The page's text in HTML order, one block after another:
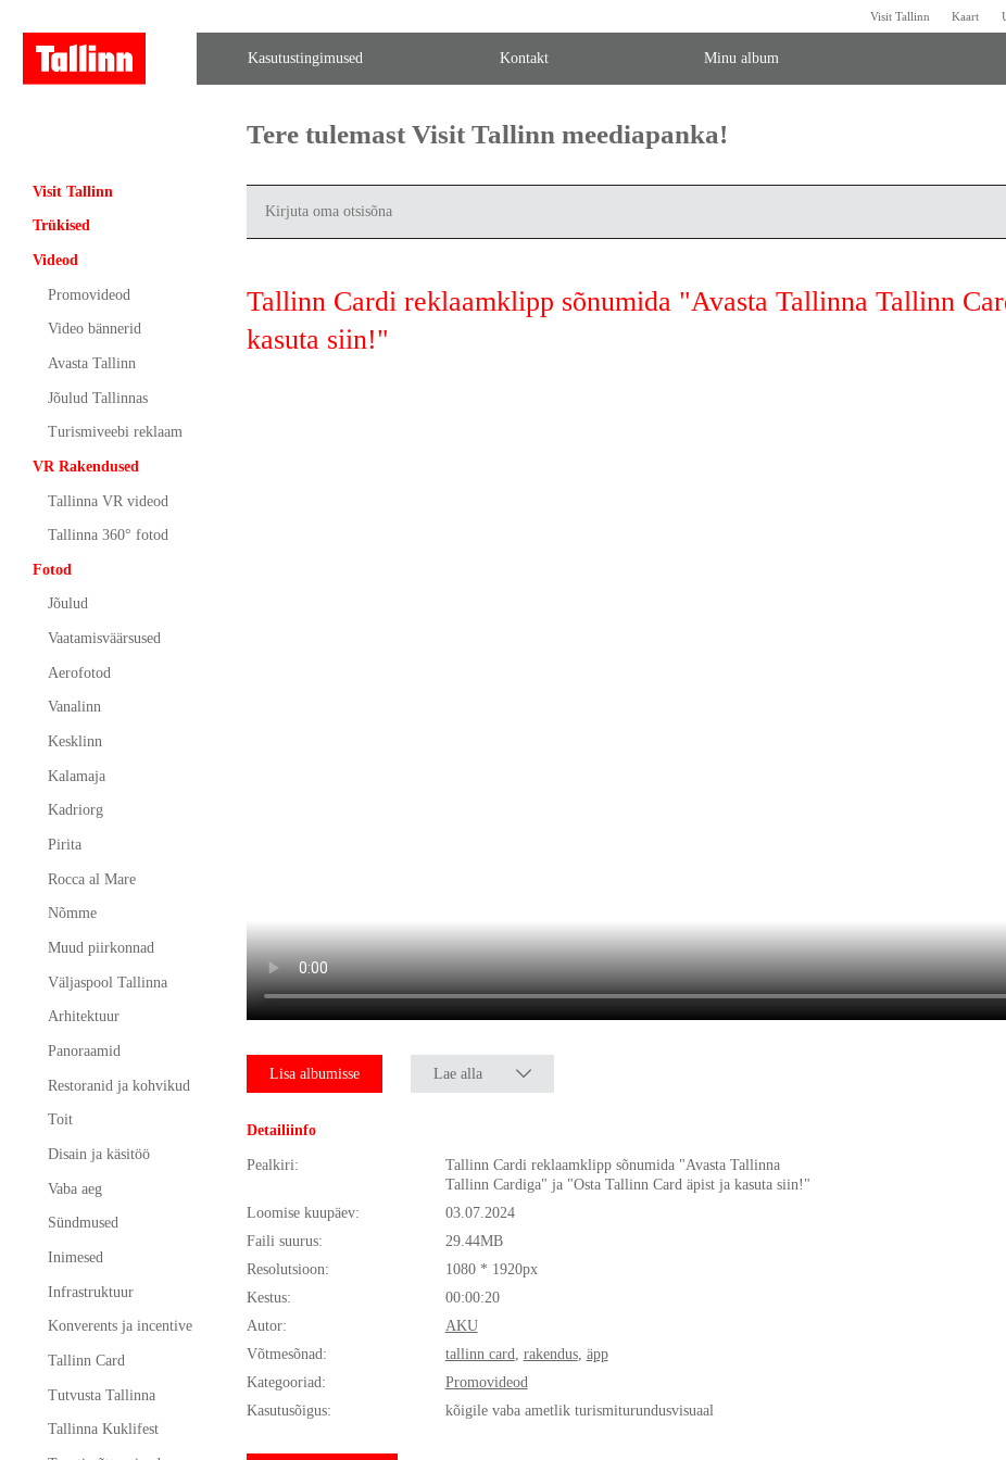
Visit Tallinn Kaart
Kasutustingimused Kontakt Minu album
Visit Tallinn
Trükised
Videod
Promovideod
Video bännerid
Avasta Tallinn
Jõulud Tallinnas
Turismiveebi reklaam
VR Rakendused
Tallinna VR videod
Tallinna 360° fotod
Fotod
Jõulud
Vaatamisväärsused
Aerofotod
Vanalinn
Kesklinn
Kalamaja
Kadriorg
Pirita
Rocca al Mare
Nõmme
Muud piirkonnad
Väljaspool Tallinna
Arhitektuur
Panoraamid
Restoranid ja kohvikud
Toit
Disain ja käsitöö
Vaba aeg
Sündmused
Inimesed
Infrastruktuur
Konverents ja incentive
Tallinn Card
Tutvusta Tallinna
Tallinna Kuklifest
Tere tulemast Visit Tallinn meediapanka!
Tallinn Cardi reklaamklipp sõnumida "Avasta Tallinna Tallinn
kasuta siin!"
Lisa albumisse Lae alla
Detailiinfo
Pealkiri:
Tallinn Cardi reklaamklipp sõnumida "Avasta Tallinna
Tallinn Cardiga" ja "Osta Tallinn Card äpist ja kasuta siin!"
Loomise kuupäev:
03.07.2024
Faili suurus:
29.44MB
Resolutsioon:
1080 * 1920px
Kestus:
00:00:20
Autor:
AKU
Võtmesõnad:
tallinn card, rakendus, äpp
Kategooriad:
Promovideod
Kasutusõigus:
kõigile vaba ametlik turismiturundusvisuaal